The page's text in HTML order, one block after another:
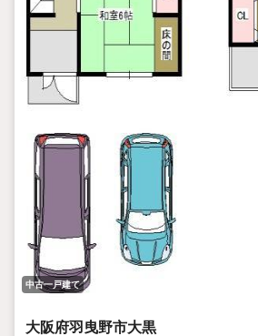
中古一戸建て
大阪府羽曳野市大黒